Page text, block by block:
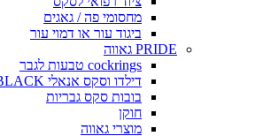
מחסומי פה / גאגים
ביגוד עור או דמוי עור
PRIDE גאווה
cockrings טבעות לגבר
דילדו וסקס אנאלי ALL BLACK
בובות סקס גבריות
חוקן
מוצרי גאווה